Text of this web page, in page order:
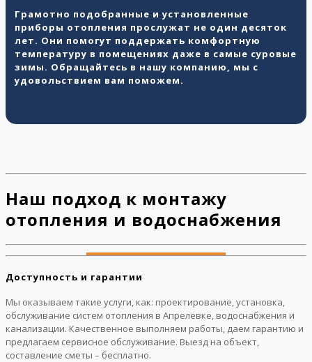
Грамотно подобранные и установленные
приборы отопления прослужат не один десяток
лет. Они помогут поддержать комфортную
температуру в помещениях даже в самые суровые
зимы. Обращайтесь в нашу компанию, мы с
удовольствием вам поможем.
Наш подход к монтажу
отопления и водоснабжения
Доступность и гарантии
Мы оказываем такие услуги, как: проектирование, установка,
обслуживание систем отопления в Апрелевке, водоснабжения и
канализации. Качественное выполняем работы, даем гарантию и
предлагаем сервисное обслуживание. Выезд на объект,
составление сметы – бесплатно.